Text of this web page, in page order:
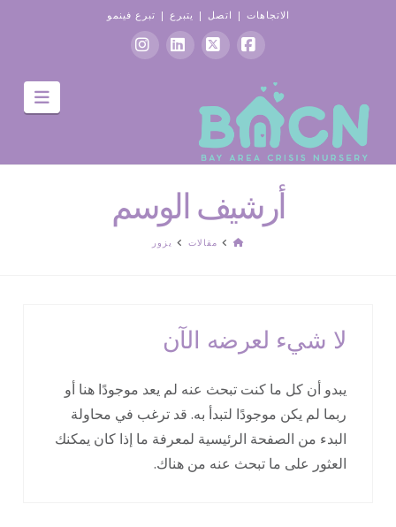
الاتجاهات | اتصل | يتبرع | تبرع فينمو
التواصل
الاجتماعي
الفيسبوك
أرشيف الوسم
الصفحةمقالات يزور
لا شيء لعرضه الآن
يبدو أن كل ما كنت تبحث عنه لم يعد موجودًا هنا أو
ربما لم يكن موجودًا لتبدأ به. قد ترغب في محاولة
البدء من الصفحة الرئيسية لمعرفة ما إذا كان يمكنك
العثور على ما تبحث عنه من هناك.